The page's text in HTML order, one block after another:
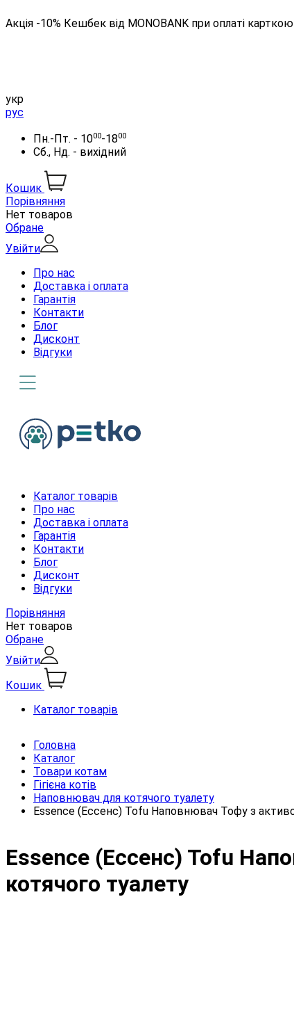
Акція -10% Кешбек від MONOBANK при оплаті карткою
укр
рус
Пн.-Пт. - 1000-1800
Сб., Нд. - вихідний
Кошик
Порівняння
Нет товаров
Обране
Увійти
Про нас
Доставка і оплата
Гарантія
Контакти
Блог
Дисконт
Відгуки
Каталог товарів
Про нас
Доставка і оплата
Гарантія
Контакти
Блог
Дисконт
Відгуки
Порівняння
Нет товаров
Обране
Увійти
Кошик
Каталог товарів
Головна
Каталог
Товари котам
Гігієна котів
Наповнювач для котячого туалету
Essence (Ессенс) Tofu Наповнювач Тофу з
Essence (Ессенс) Tofu
котячого туалету